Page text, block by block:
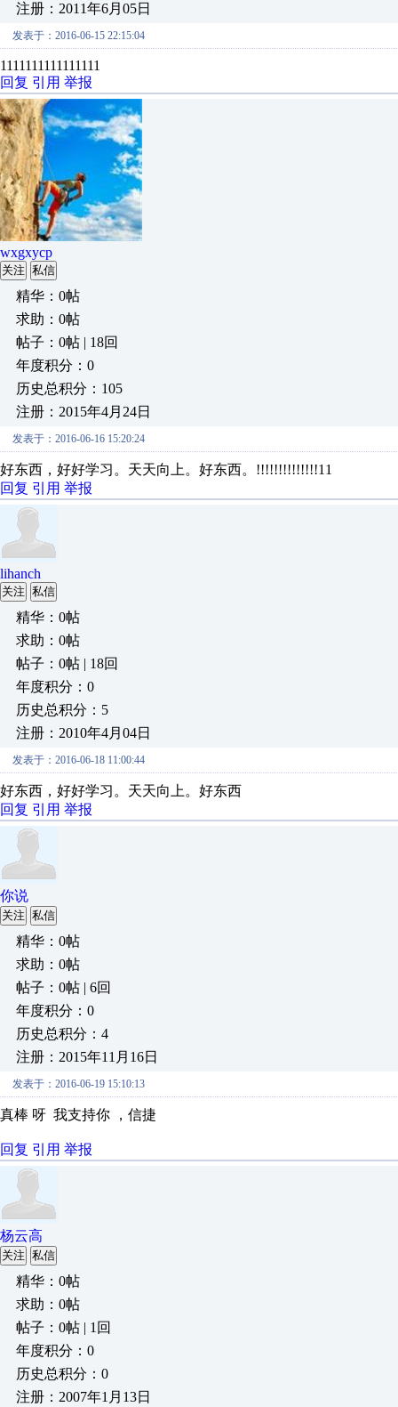
注册：2011年6月05日
发表于：2016-06-15 22:15:04
1111111111111111
回复 引用 举报
wxgxycp
关注 私信
精华：0帖
求助：0帖
帖子：0帖 | 18回
年度积分：0
历史总积分：105
注册：2015年4月24日
发表于：2016-06-16 15:20:24
好东西，好好学习。天天向上。好东西。!!!!!!!!!!!!!!11
回复 引用 举报
lihanch
关注 私信
精华：0帖
求助：0帖
帖子：0帖 | 18回
年度积分：0
历史总积分：5
注册：2010年4月04日
发表于：2016-06-18 11:00:44
好东西，好好学习。天天向上。好东西
回复 引用 举报
你说
关注 私信
精华：0帖
求助：0帖
帖子：0帖 | 6回
年度积分：0
历史总积分：4
注册：2015年11月16日
发表于：2016-06-19 15:10:13
真棒 呀 我支持你 ，信捷
回复 引用 举报
杨云高
关注 私信
精华：0帖
求助：0帖
帖子：0帖 | 1回
年度积分：0
历史总积分：0
注册：2007年1月13日